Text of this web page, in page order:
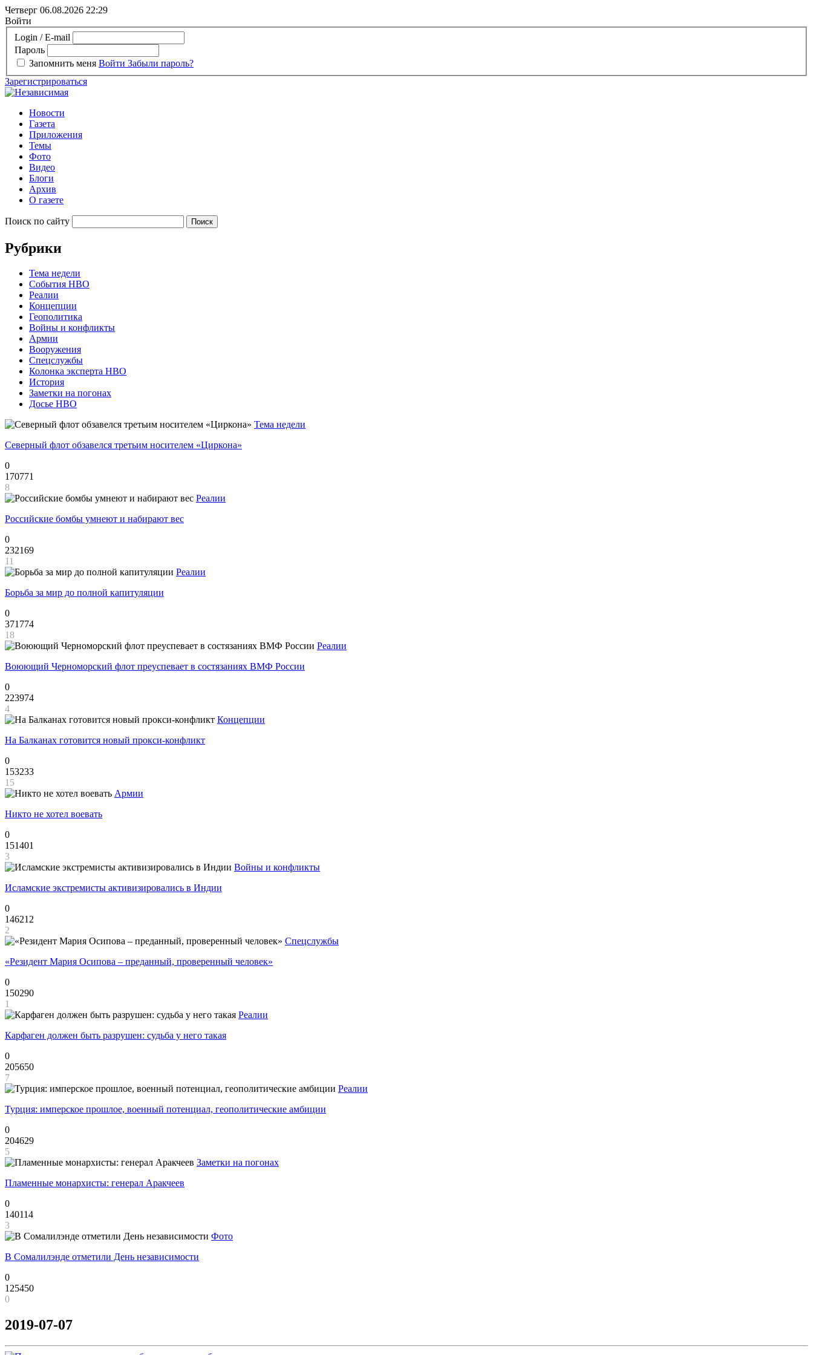
Четверг 06.08.2026 22:29
Войти
Login / E-mail
Пароль
Запомнить меня Войти Забыли пароль?
Зарегистрироваться
Новости
Газета
Приложения
Темы
Фото
Видео
Блоги
Архив
О газете
Поиск по сайту
Рубрики
Тема недели
События НВО
Реалии
Концепции
Геополитика
Войны и конфликты
Армии
Вооружения
Спецслужбы
Колонка эксперта НВО
История
Заметки на погонах
Досье НВО
Тема недели
Северный флот обзавелся третьим носителем «Циркона»
0
170771
8
Реалии
Российские бомбы умнеют и набирают вес
0
232169
11
Реалии
Борьба за мир до полной капитуляции
0
371774
18
Реалии
Воюющий Черноморский флот преуспевает в состязаниях ВМФ России
0
223974
4
Концепции
На Балканах готовится новый прокси-конфликт
0
153233
15
Армии
Никто не хотел воевать
0
151401
3
Войны и конфликты
Исламские экстремисты активизировались в Индии
0
146212
2
Спецслужбы
«Резидент Мария Осипова – преданный, проверенный человек»
0
150290
1
Реалии
Карфаген должен быть разрушен: судьба у него такая
0
205650
7
Реалии
Турция: имперское прошлое, военный потенциал, геополитические амбиции
0
204629
5
Заметки на погонах
Пламенные монархисты: генерал Аракчеев
0
140114
3
Фото
В Сомалилэнде отметили День независимости
0
125450
0
2019-07-07